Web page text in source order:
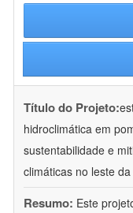
Título do Projeto:
hidroclimática em
sustentabilidade e
climáticas no leste
Resumo: Este